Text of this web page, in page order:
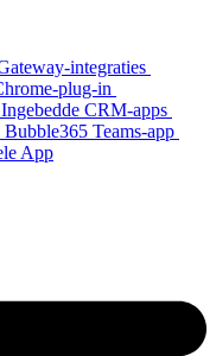
integraties
plug-in
CRM-apps
Bubble365 Teams-app
App